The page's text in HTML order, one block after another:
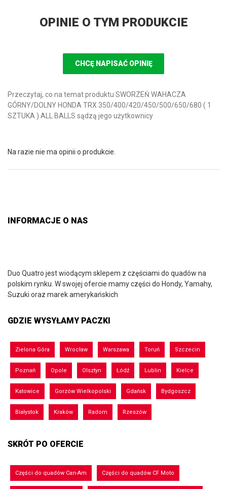
OPINIE O TYM PRODUKCIE
CHCĘ NAPISAĆ OPINIĘ
Przeczytaj, co na temat produktu SWORZEŃ WAHACZA
GÓRNY/DOLNY HONDA TRX 350/400/420/450/500/650/680 ( 1
SZTUKA ) ALL BALLS sądzą jego użytkownicy
Na razie nie ma opinii o produkcie.
INFORMACJE O NAS
Duo Quatro jest wiodącym sklepem z częściami do quadów na
polskim rynku. W swojej ofercie mamy części do Hondy, Yamahy,
Suzuki oraz marek amerykańskich
GDZIE WYSYŁAMY PACZKI
Zielona Góra Wrocław Warszawa Toruń Szczecin
Poznań Opole Olsztyn Łódź Lublin Kielce
Katowice Gorzów Wielkopolski Gdańsk Bydgoszcz
Białystok Kraków Radom Rzeszów
SKRÓT PO OFERCIE
Części do quadów Can-Am Części do quadów CF Moto